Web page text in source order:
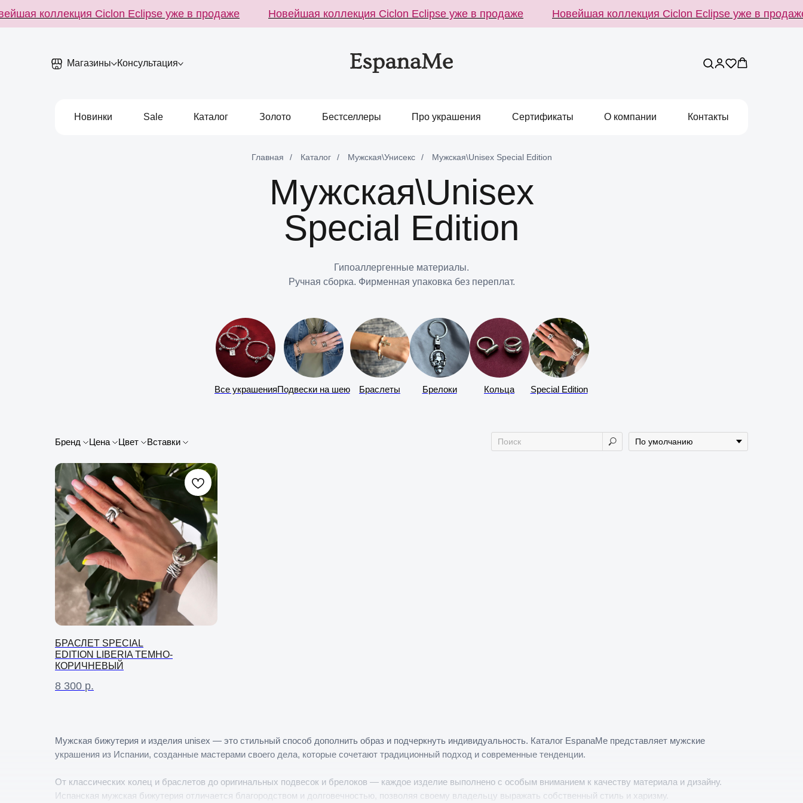
коллекция Ciclon Eclipse уже в продаже Новейшая коллекция Ciclon Eclipse уже в продаже Новейшая коллекция Ciclon Eclipse уже в продаже
Магазины Консультация
Новинки Sale Каталог Золото Бестселлеры Про украшения Сертификаты О компании Контакты
Главная / Каталог / Мужская\Унисекс / Мужская\Unisex Special Edition
Мужская\Unisex
Special Edition
Гипоаллергенные материалы.
Ручная сборка. Фирменная упаковка без переплат.
Все украшенияПодвески на шею Браслеты Брелоки Кольца Special Edition
Бренд Цена Цвет Вставки
БРАСЛЕТ SPECIAL
EDITION LIBERIA ТЕМНО-
КОРИЧНЕВЫЙ
8 300 р.
Мужская бижутерия и изделия unisex — это стильный способ дополнить образ и подчеркнуть индивидуальность. Каталог EspanaMe представляет мужские
украшения из Испании, созданные мастерами своего дела, которые сочетают традиционный подход и современные тенденции.
От классических колец и браслетов до оригинальных подвесок и брелоков — каждое изделие выполнено с особым вниманием к качеству материала и дизайну.
Испанская мужская бижутерия отличается благородством и долговечностью, позволяя своему владельцу выражать собственный стиль и харизму.